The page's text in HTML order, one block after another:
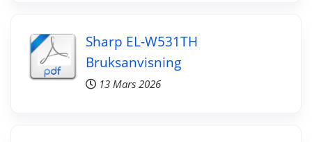
Sharp EL-W531TH
Bruksanvisning
13 Mars 2026